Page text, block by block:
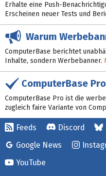
Erhalte eine Push-
Erscheinen neuer Tests und
Warum
ComputerBase berichtet
Inhalte, sondern Werbebanner.
ComputerBase Pro
ComputerBase Pro ist die
zugleich faire Variante von
Feeds Discord
Google News
YouTube